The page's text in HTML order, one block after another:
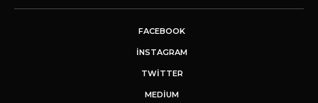
FACEBOOK
INSTAGRAM
TWITTER
MEDIUM